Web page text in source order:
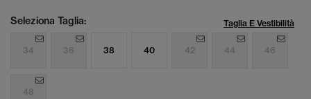
Seleziona Taglia: Taglia E Vestibilità
34 36 38 40 42 44 46
48